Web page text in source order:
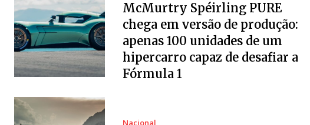
McMurtry Spéirling PURE
chega em versão de produção:
apenas 100 unidades de um
hipercarro capaz de desafiar a
Fórmula 1
Nacional